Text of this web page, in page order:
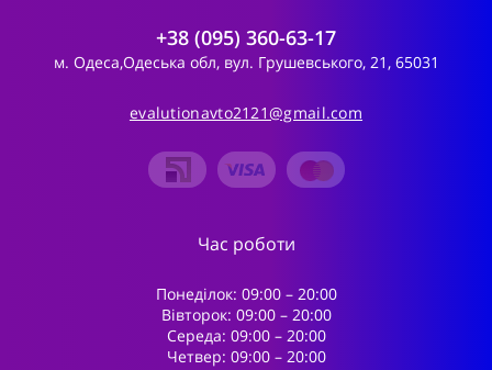
+38 (095) 360-63-17
м. Одеса,Одеська обл, вул. Грушевського, 21, 65031
evalutionavto2121@gmail.com
Час роботи
Понеділок: 09:00 – 20:00
Вівторок: 09:00 – 20:00
Середа: 09:00 – 20:00
Четвер: 09:00 – 20:00